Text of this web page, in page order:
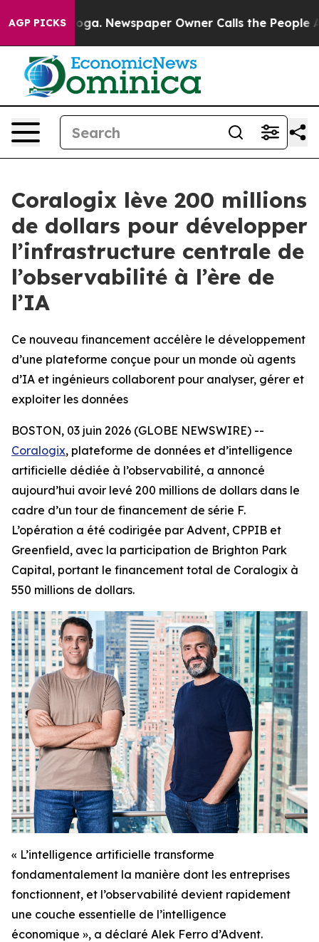
AGP PICKSNewspaper Owner Calls the People Abruptly
Coralogix lève 200 millions
de dollars pour développer
l’infrastructure centrale de
l’observabilité à l’ère de
l’IA
Ce nouveau financement accélère le développement
d’une plateforme conçue pour un monde où agents
d’IA et ingénieurs collaborent pour analyser, gérer et
exploiter les données
BOSTON, 03 juin 2026 (GLOBE NEWSWIRE) --
Coralogix, plateforme de données et d’intelligence
artificielle dédiée à l’observabilité, a annoncé
aujourd’hui avoir levé 200 millions de dollars dans le
cadre d’un tour de financement de série F.
L’opération a été codirigée par Advent, CPPIB et
Greenfield, avec la participation de Brighton Park
Capital, portant le financement total de Coralogix à
550 millions de dollars.
« L’intelligence artificielle transforme
fondamentalement la manière dont les entreprises
fonctionnent, et l’observabilité devient rapidement
une couche essentielle de l’intelligence
économique », a déclaré Alek Ferro d’Advent.